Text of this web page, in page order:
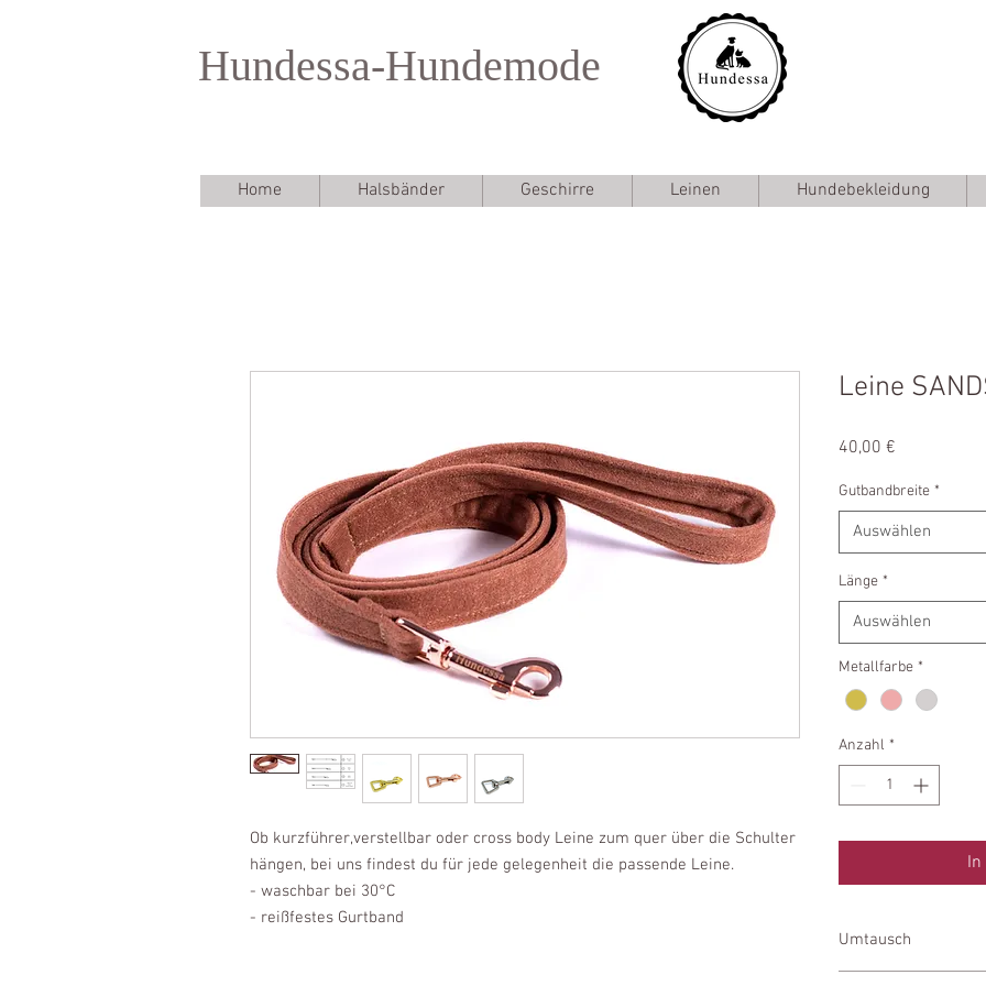
Hundessa-Hundemode
Home Halsbänder Geschirre Leinen Hundebekleidung
Ob kurzführer,verstellbar oder cross body Leine zum quer über die Schulter
hängen, bei uns findest du für jede gelegenheit die passende Leine.
- waschbar bei 30°C
- reißfestes Gurtband
Leine
40,00 €
Gutbandbreite *
Auswählen
Länge *
Auswählen
Metallfarbe *
Anzahl *
In
Umtausch